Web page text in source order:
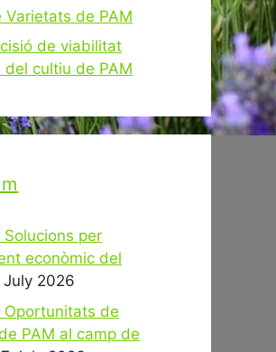
Varietats de PAM
de viabilitat
del cultiu de PAM
Solucions per
econòmic del
July 2026
Oportunitats de
PAM al camp de